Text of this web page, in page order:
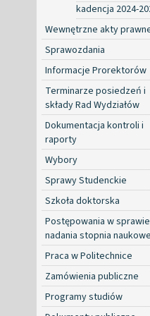
kadencja 2024-
Wewnętrzne akty
Sprawozdania
Informacje Prorektorów
Terminarze posiedzeń i
składy Rad Wydziałów
Dokumentacja kontroli i
raporty
Wybory
Sprawy Studenckie
Szkoła doktorska
Postępowania w sprawie
nadania stopnia
Praca w Politechnice
Zamówienia publiczne
Programy studiów